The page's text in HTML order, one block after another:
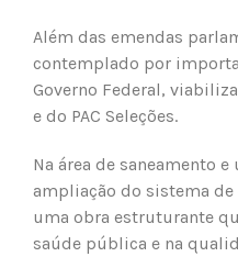
Além das emendas
contemplado por
Governo Federal,
e do PAC Seleções.
Na área de saneamento
ampliação do sistema
uma obra estruturante
saúde pública e na